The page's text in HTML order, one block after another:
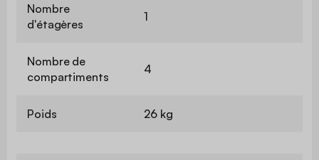
Nombre
d'étagères
1
Nombre de
compartiments
4
Poids 26 kg